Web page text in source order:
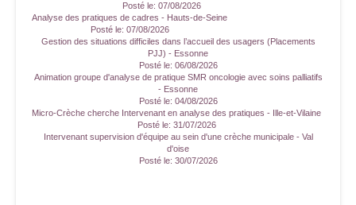
Posté le: 07/08/2026
Analyse des pratiques de cadres - Hauts-de-Seine
Posté le: 07/08/2026
Gestion des situations difficiles dans l’accueil des usagers (Placements
PJJ) - Essonne
Posté le: 06/08/2026
Animation groupe d'analyse de pratique SMR oncologie avec soins palliatifs
- Essonne
Posté le: 04/08/2026
Micro-Crèche cherche Intervenant en analyse des pratiques - Ille-et-Vilaine
Posté le: 31/07/2026
Intervenant supervision d'équipe au sein d'une crèche municipale - Val
d'oise
Posté le: 30/07/2026